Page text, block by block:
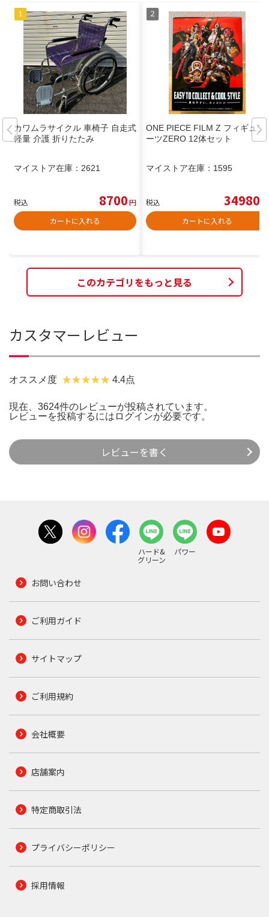
カワムラサイクル 車椅子 自走式
軽量 介護 折りたたみ
マイストア在庫： 2621
税込 8700円
カートに入れる
ONE PIECE FILM Z フィギュア
ーツZERO 12体セット
マイストア在庫： 1595
税込 34980
カートに入れる
このカテゴリをもっと見る
カスタマーレビュー
オススメ度 4.4点
現在、3624件のレビューが投稿されています。
レビューを投稿するには ログインが必要です。
レビューを書く
ハード&
グリーン
パワー
お問い合わせ
ご利用ガイド
サイトマップ
ご利用規約
会社概要
店舗案内
特定商取引法
プライバシーポリシー
採用情報